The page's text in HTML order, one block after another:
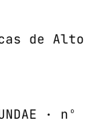
de Alto
· nº